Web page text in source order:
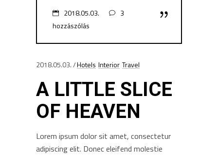
2018.05.03.
3
hozzászólás
2018.05.03. Hotels Interior Travel
A LITTLE SLICE
OF HEAVEN
Lorem ipsum dolor sit amet, consectetur
adipiscing elit. Donec eleifend molestie